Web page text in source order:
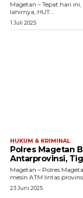
Magetan – Tepat hari
lahirnya, HUT...
1 Juli 2025
HUKUM & KRIMINAL
Polres Magetan
Antarprovinsi,
Magetan – Polres
mesin ATM lintas
23 Juni 2025